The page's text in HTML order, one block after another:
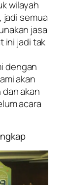
wilayah
jadi semua
jasa
ini jadi tak
dengan
akan
akan
acara